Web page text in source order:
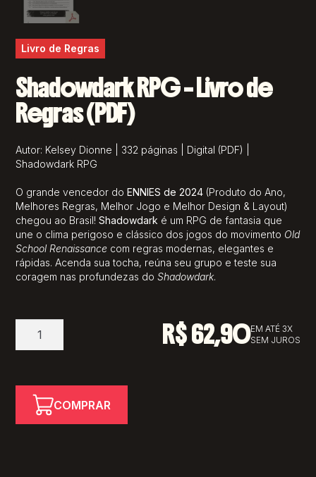
Livro de Regras
Shadowdark RPG – Livro de
Regras (PDF)
Autor: Kelsey Dionne | 332 páginas | Digital (PDF) |
Shadowdark RPG
O grande vencedor doENNIES de 2024 (Produto do Ano,
Melhores Regras, Melhor Jogo e Melhor Design & Layout)
chegou ao Brasil!Shadowdark é um RPG de fantasia que
une o clima perigoso e clássico dos jogos do movimento Old
School Renaissance com regras modernas, elegantes e
rápidas. Acenda sua tocha, reúna seu grupo e teste sua
coragem nas profundezas doShadowdark.
Shadowdark
Regras
(PDF)
R$62,90EM ATÉ 3X
SEM JUROS
COMPRAR